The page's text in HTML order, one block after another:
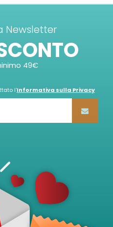
Newsletter
49€
l'Informativa sulla Privacy